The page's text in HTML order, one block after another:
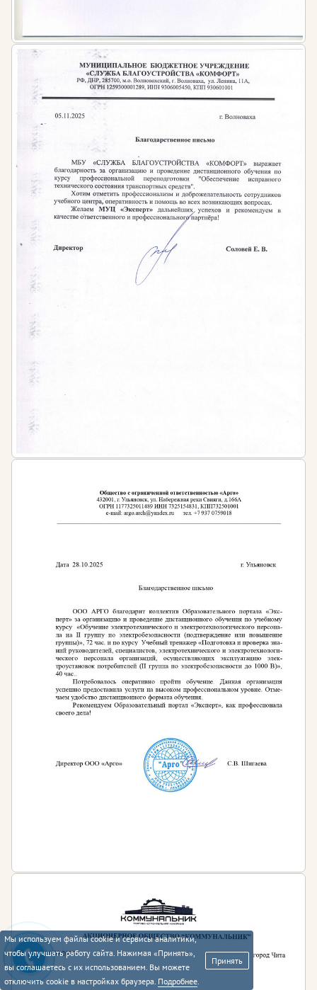
Мы используем файлы cookie и сервисы аналитики,
чтобы улучшать работу сайта. Нажимая «Принять»,
вы соглашаетесь с их использованием. Вы можете
отключить cookie в настройках браузера. Подробнее.
Принять